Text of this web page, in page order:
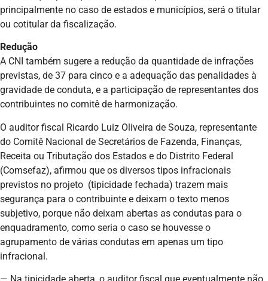
principalmente no caso de estados e municípios, será o titular
ou cotitular da fiscalização.
Redução
A CNI também sugere a redução da quantidade de infrações
previstas, de 37 para cinco e a adequação das penalidades à
gravidade de conduta, e a participação de representantes dos
contribuintes no comitê de harmonização.
O auditor fiscal Ricardo Luiz Oliveira de Souza, representante
do Comitê Nacional de Secretários de Fazenda, Finanças,
Receita ou Tributação dos Estados e do Distrito Federal
(Comsefaz), afirmou que os diversos tipos infracionais
previstos no projeto (tipicidade fechada) trazem mais
segurança para o contribuinte e deixam o texto menos
subjetivo, porque não deixam abertas as condutas para o
enquadramento, como seria o caso se houvesse o
agrupamento de várias condutas em apenas um tipo
infracional.